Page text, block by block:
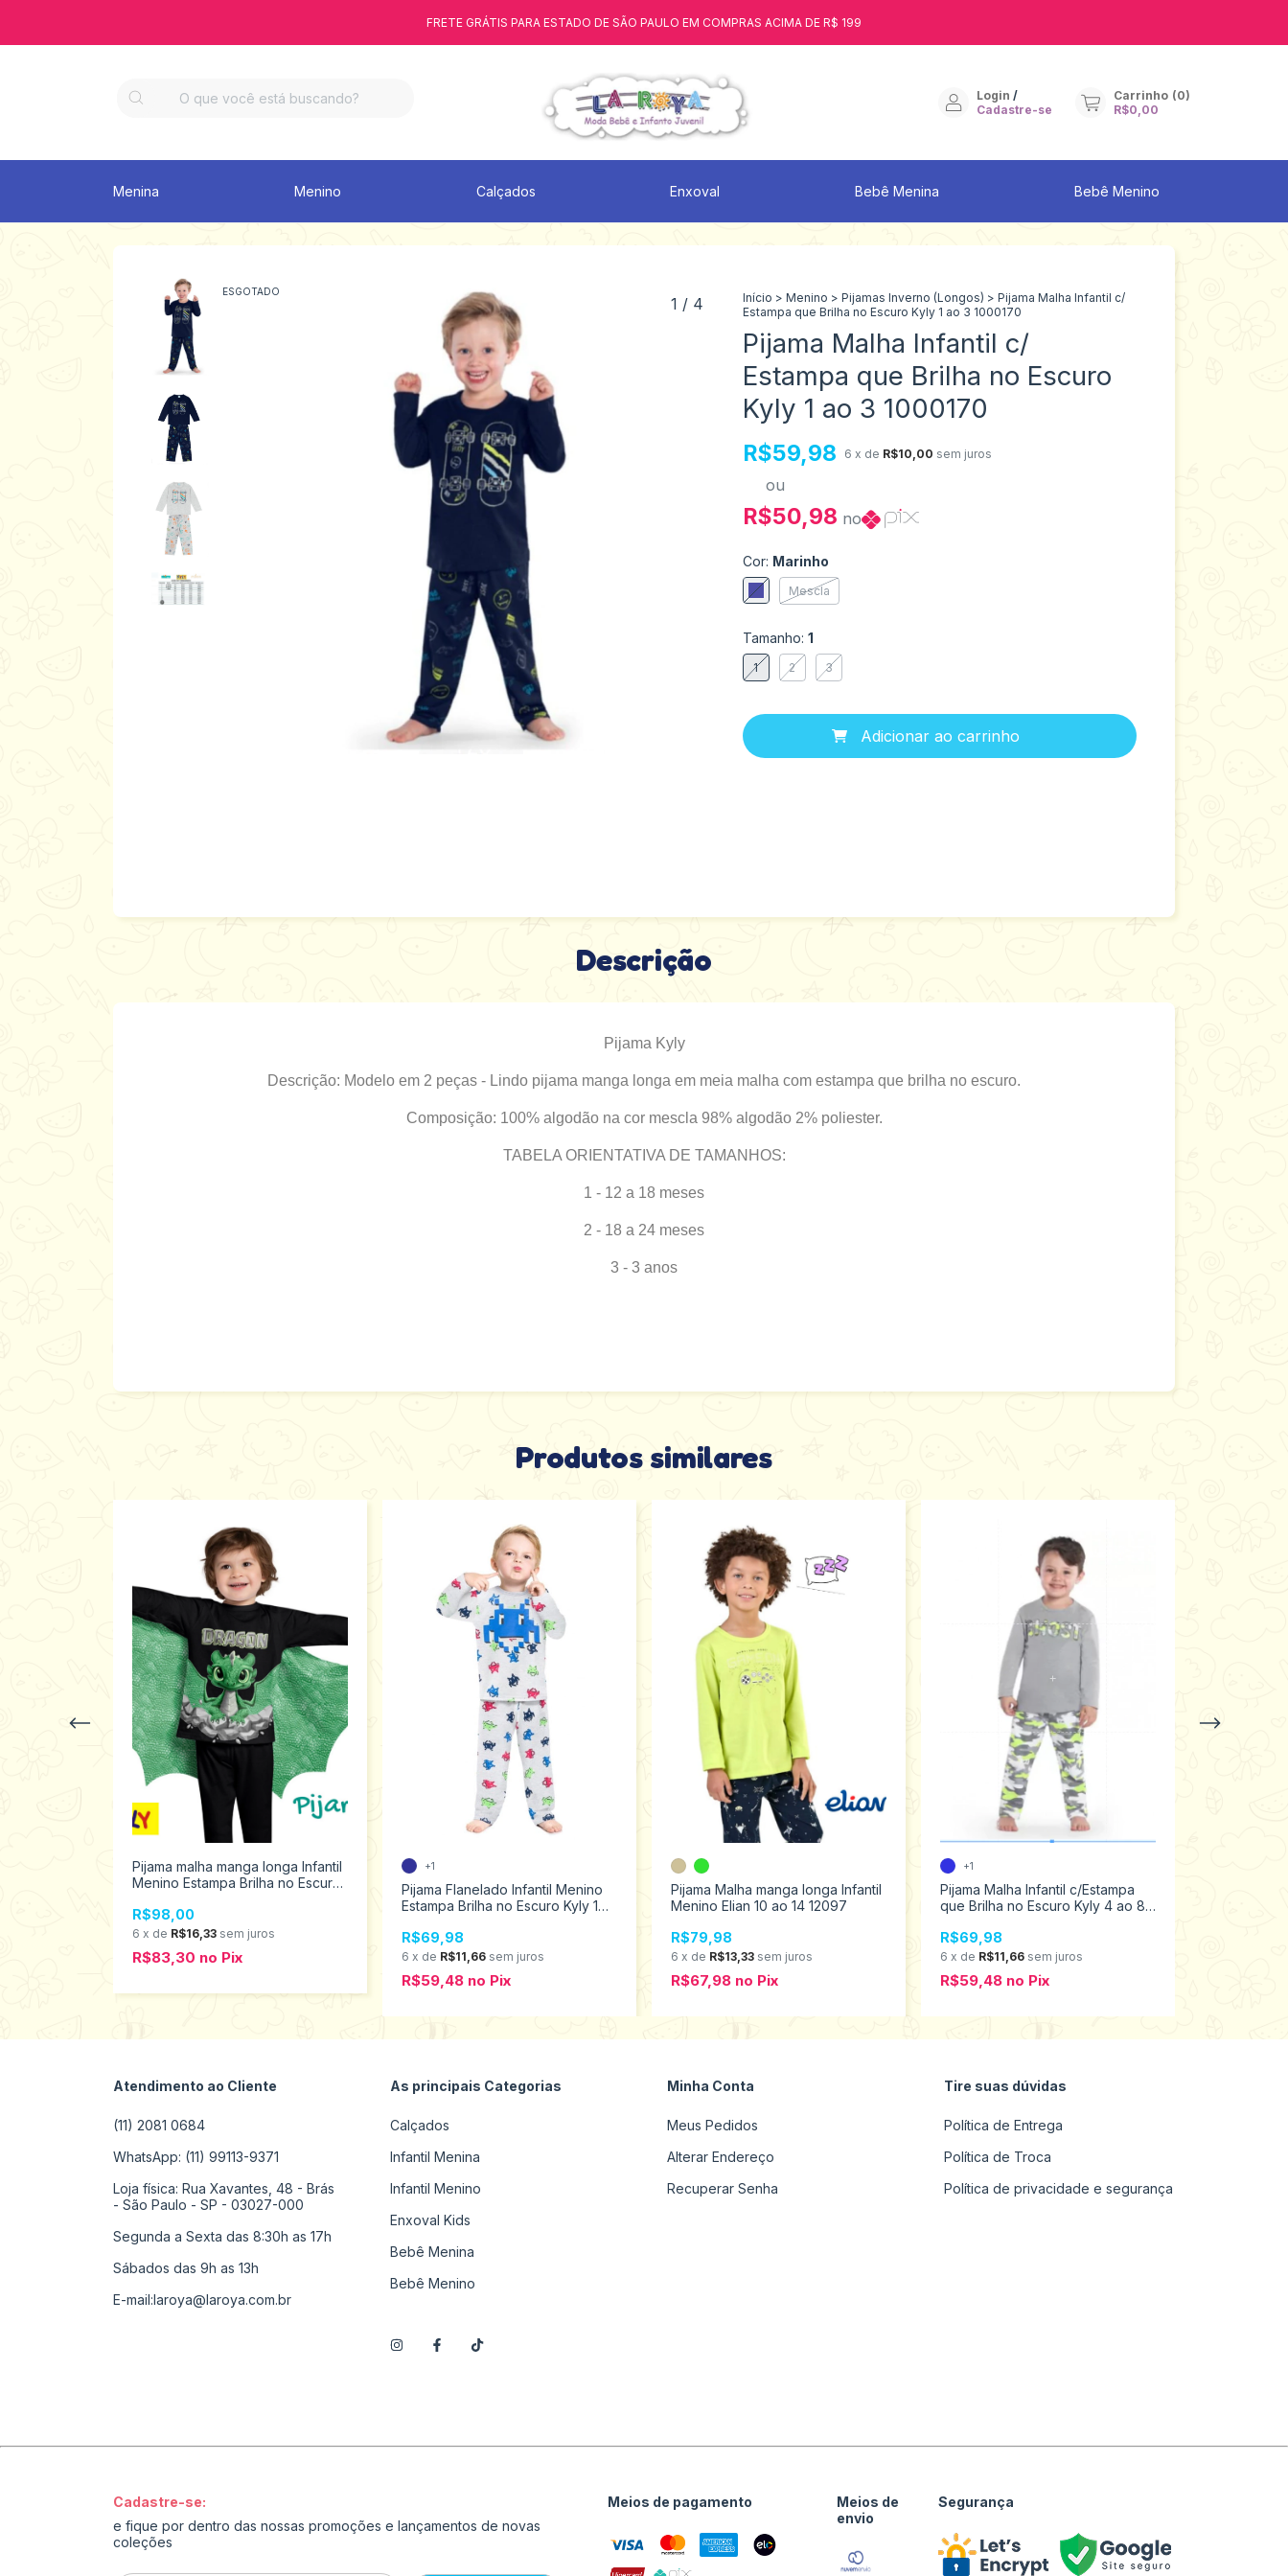
FRETE GRÁTIS PARA ESTADO DE SÃO PAULO EM COMPRAS ACIMA DE R$ 199
Login /
Cadastre-se
Carrinho (0)
R$0,00
Menina Menino Calçados Enxoval Bebê Menina Bebê Menino
ESGOTADO
1 / 4 Início > Menino > Pijamas Inverno (Longos) > Pijama Malha Infantil c/
Estampa que Brilha no Escuro Kyly 1 ao 3 1000170
Pijama Malha Infantil c/
Estampa que Brilha no Escuro
Kyly 1 ao 3 1000170
R$59,98 6 x de R$10,00 sem juros
ou
R$50,98 no
Cor: Marinho
Mescla
Tamanho: 1
1 2 3
Descrição
Pijama Kyly
Descrição: Modelo em 2 peças - Lindo pijama manga longa em meia malha com estampa que brilha no escuro.
Composição: 100% algodão na cor mescla 98% algodão 2% poliester.
TABELA ORIENTATIVA DE TAMANHOS:
1 - 12 a 18 meses
2 - 18 a 24 meses
3 - 3 anos
Produtos similares
Pijama malha manga longa Infantil
Menino Estampa Brilha no Escuro
R$98,00
6 x de R$16,33 sem juros
R$83,30 no Pix
Pijama Flanelado Infantil Menino
Estampa Brilha no Escuro Kyly 1
R$69,98
6 x de R$11,66 sem juros
R$59,48 no Pix
+1
Pijama Malha manga longa Infantil
Menino Elian 10 ao 14 12097
R$79,98
6 x de R$13,33 sem juros
R$67,98 no Pix
Pijama Malha Infantil c/Estampa
que Brilha no Escuro Kyly 4 ao 8
R$69,98
6 x de R$11,66 sem juros
R$59,48 no Pix
+1
Atendimento ao Cliente
(11) 2081 0684
WhatsApp: (11) 99113-9371
Loja física: Rua Xavantes, 48 - Brás
- São Paulo - SP - 03027-000
Segunda a Sexta das 8:30h as 17h
Sábados das 9h as 13h
E-mail:laroya@laroya.com.br
As principais Categorias
Calçados
Infantil Menina
Infantil Menino
Enxoval Kids
Bebê Menina
Bebê Menino
Minha Conta
Meus Pedidos
Alterar Endereço
Recuperar Senha
Tire suas dúvidas
Política de Entrega
Política de Troca
Política de privacidade e segurança
Cadastre-se:
e fique por dentro das nossas promoções e lançamentos de novas
coleções
Meios de pagamento
Meios de
envio
Segurança